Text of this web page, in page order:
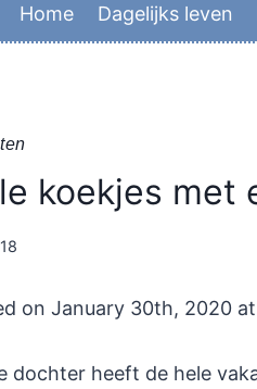
Home Dagelijks leven
koekjes met
on January 30th, 2020 at
dochter heeft de hele